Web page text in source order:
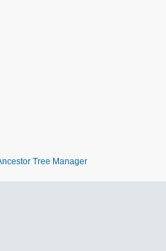
Tree Manager